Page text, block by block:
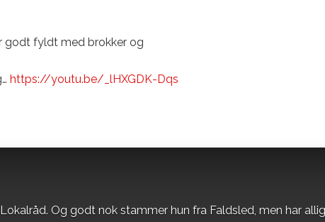
godt fyldt med brokker og
https://youtu.be/_lHXGDK-Dqs
Og godt nok stammer hun fra Faldsled, men har